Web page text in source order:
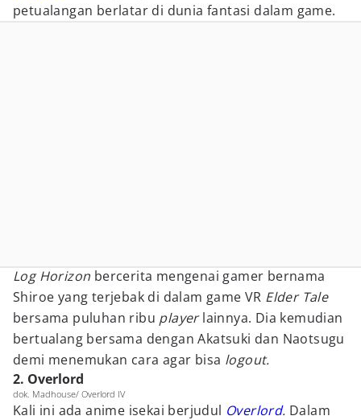
petualangan berlatar di dunia fantasi dalam game.
Log Horizon bercerita mengenai gamer bernama
Shiroe yang terjebak di dalam game VR Elder Tale
bersama puluhan ribu playerlainnya. Dia kemudian
bertualang bersama dengan Akatsuki dan Naotsugu
demi menemukan cara agar bisa logout.
2. Overlord
dok. Madhouse/ Overlord IV
Kali ini ada anime isekai berjudul Overlord. Dalam